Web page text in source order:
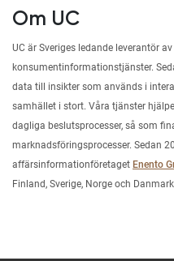
Om UC
UC är Sveriges ledande leverantör
konsumentinformationstjänster.
data till insikter som används i
samhället i stort. Våra tjänster
dagliga beslutsprocesser, så som
marknadsföringsprocesser. Sedan
affärsinformationföretaget Enento
Finland, Sverige, Norge och